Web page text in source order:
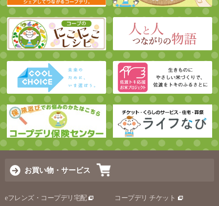
お買い物・サービス
eフレンズ・コープデリ宅配 コープデリ チケット